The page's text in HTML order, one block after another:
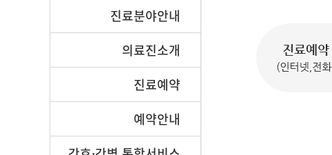
진료분야안내
의료진소개
진료예약
예약안내